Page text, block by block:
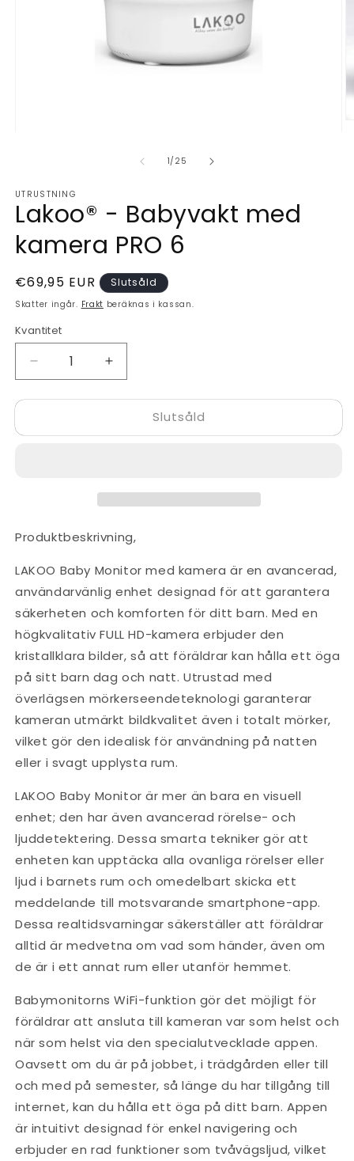
1/ av
25
UTRUSTNING
Lakoo® - Babyvakt med
kamera PRO 6
Ordinarie
pris
€69,95 EUR Slutsåld
Skatter ingår. Frakt beräknas i kassan.
Kvantitet
Minska
kvantitet
för
-
Öka
kvantitet
för
Lakoo®
-
Slutsåld
Produktbeskrivning,
LAKOO Baby Monitor med kamera är en avancerad,
användarvänlig enhet designad för att garantera
säkerheten och komforten för ditt barn. Med en
högkvalitativ FULL HD-kamera erbjuder den
kristallklara bilder, så att föräldrar kan hålla ett öga
på sitt barn dag och natt. Utrustad med
överlägsen mörkerseendeteknologi garanterar
kameran utmärkt bildkvalitet även i totalt mörker,
vilket gör den idealisk för användning på natten
eller i svagt upplysta rum.
LAKOO Baby Monitor är mer än bara en visuell
enhet; den har även avancerad rörelse- och
ljuddetektering. Dessa smarta tekniker gör att
enheten kan upptäcka alla ovanliga rörelser eller
ljud i barnets rum och omedelbart skicka ett
meddelande till motsvarande smartphone-app.
Dessa realtidsvarningar säkerställer att föräldrar
alltid är medvetna om vad som händer, även om
de är i ett annat rum eller utanför hemmet.
Babymonitorns WiFi-funktion gör det möjligt för
föräldrar att ansluta till kameran var som helst och
när som helst via den specialutvecklade appen.
Oavsett om du är på jobbet, i trädgården eller till
och med på semester, så länge du har tillgång till
internet, kan du hålla ett öga på ditt barn. Appen
är intuitivt designad för enkel navigering och
erbjuder en rad funktioner som tvåvägsljud, vilket